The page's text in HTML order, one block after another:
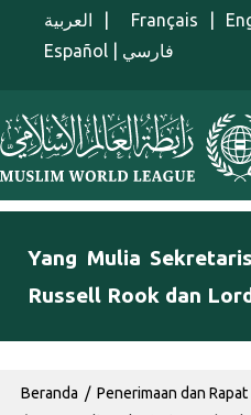
Lompat ke isi utama
العربية Français
Español
فارسي
Menu Indonesian
Yang Mulia
Russell Rook dan
Breadcrumb
Beranda
Penerimaan dan Rapat